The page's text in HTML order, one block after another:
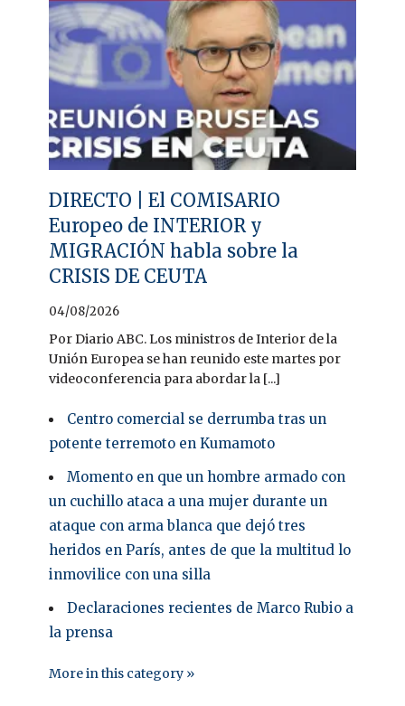
DIRECTO | El COMISARIO
Europeo de INTERIOR y
MIGRACIÓN habla sobre la
CRISIS DE CEUTA
04/08/2026
Por Diario ABC. Los ministros de Interior de la
Unión Europea se han reunido este martes por
videoconferencia para abordar la [...]
Centro comercial se derrumba tras un
potente terremoto en Kumamoto
Momento en que un hombre armado con
un cuchillo ataca a una mujer durante un
ataque con arma blanca que dejó tres
heridos en París, antes de que la multitud lo
inmovilice con una silla
Declaraciones recientes de Marco Rubio a
la prensa
More in this category »